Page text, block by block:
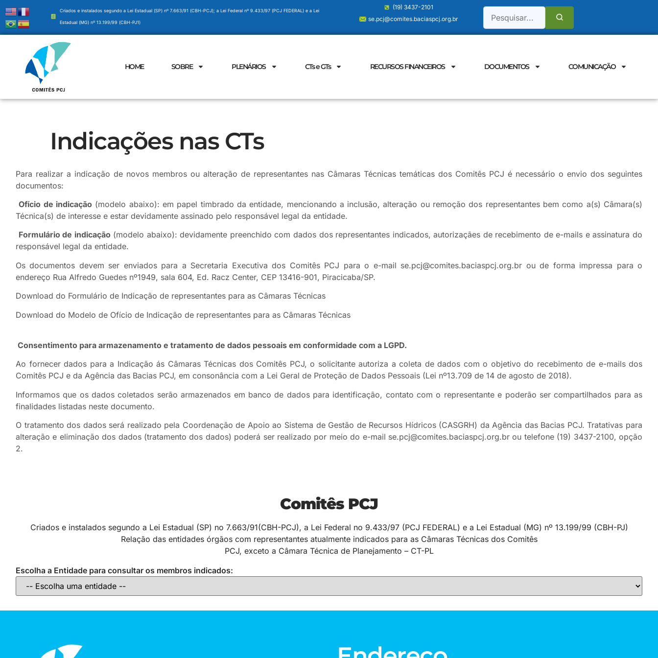
Criados e instalados segundo a Lei Estadual (SP) nº 7.663/91 (CBH-PCJ); a Lei Federal nº 9.433/97 (PCJ FEDERAL) e a Lei
Estadual (MG) nº 13.199/99 (CBH-PJ1)
(19) 3437-2101
se.pcj@comites.baciaspcj.org.br
HOME SOBRE PLENÁRIOS CTs e GTs RECURSOS FINANCEIROS DOCUMENTOS COMUNICAÇÃO
Indicações nas CTs
Para realizar a indicação de novos membros ou alteração de representantes nas Câmaras Técnicas temáticas dos Comitês PCJ é necessário o envio dos seguintes
documentos:
Ofício de indicação(modelo abaixo): em papel timbrado da entidade, mencionando a inclusão, alteração ou remoção dos representantes bem como a(s) Câmara(s)
Técnica(s) de interesse e estar devidamente assinado pelo responsável legal da entidade.
Formulário de indicação(modelo abaixo): devidamente preenchido com dados dos representantes indicados, autorizaçães de recebimento de e-mails e assinatura do
responsável legal da entidade.
Os documentos devem ser enviados para a Secretaria Executiva dos Comitês PCJ para o e-mail se.pcj@comites.baciaspcj.org.br ou de forma impressa para o
endereço Rua Alfredo Guedes nº1949, sala 604, Ed. Racz Center, CEP 13416-901, Piracicaba/SP.
Download do Formulário de Indicação de representantes para as Câmaras Técnicas
Download do Modelo de Ofício de Indicação de representantes para as Câmaras Técnicas
Consentimento para armazenamento e tratamento de dados pessoais em conformidade com a LGPD.
Ao fornecer dados para a Indicação ás Câmaras Técnicas dos Comitês PCJ, o solicitante autoriza a coleta de dados com o objetivo do recebimento de e-mails dos
Comitês PCJ e da Agência das Bacias PCJ, em consonância com a Lei Geral de Proteção de Dados Pessoais (Lei nº13.709 de 14 de agosto de 2018).
Informamos que os dados coletados serão armazenados em banco de dados para identificação, contato com o representante e poderão ser compartilhados para as
finalidades listadas neste documento.
O tratamento dos dados será realizado pela Coordenação de Apoio ao Sistema de Gestão de Recursos Hídricos (CASGRH) da Agência das Bacias PCJ. Tratativas para
alteração e eliminação dos dados (tratamento dos dados) poderá ser realizado por meio do e-mail se.pcj@comites.baciaspcj.org.br ou telefone (19) 3437-2100, opção
2.
Comitês PCJ
Criados e instalados segundo a Lei Estadual (SP) no 7.663/91(CBH-PCJ), a Lei Federal no 9.433/97 (PCJ FEDERAL) e a Lei Estadual (MG) nº 13.199/99 (CBH-PJ)
Relação das entidades órgãos com representantes atualmente indicados para as Câmaras Técnicas dos Comitês
PCJ, exceto a Câmara Técnica de Planejamento – CT-PL
Escolha a Entidade para consultar os membros indicados: